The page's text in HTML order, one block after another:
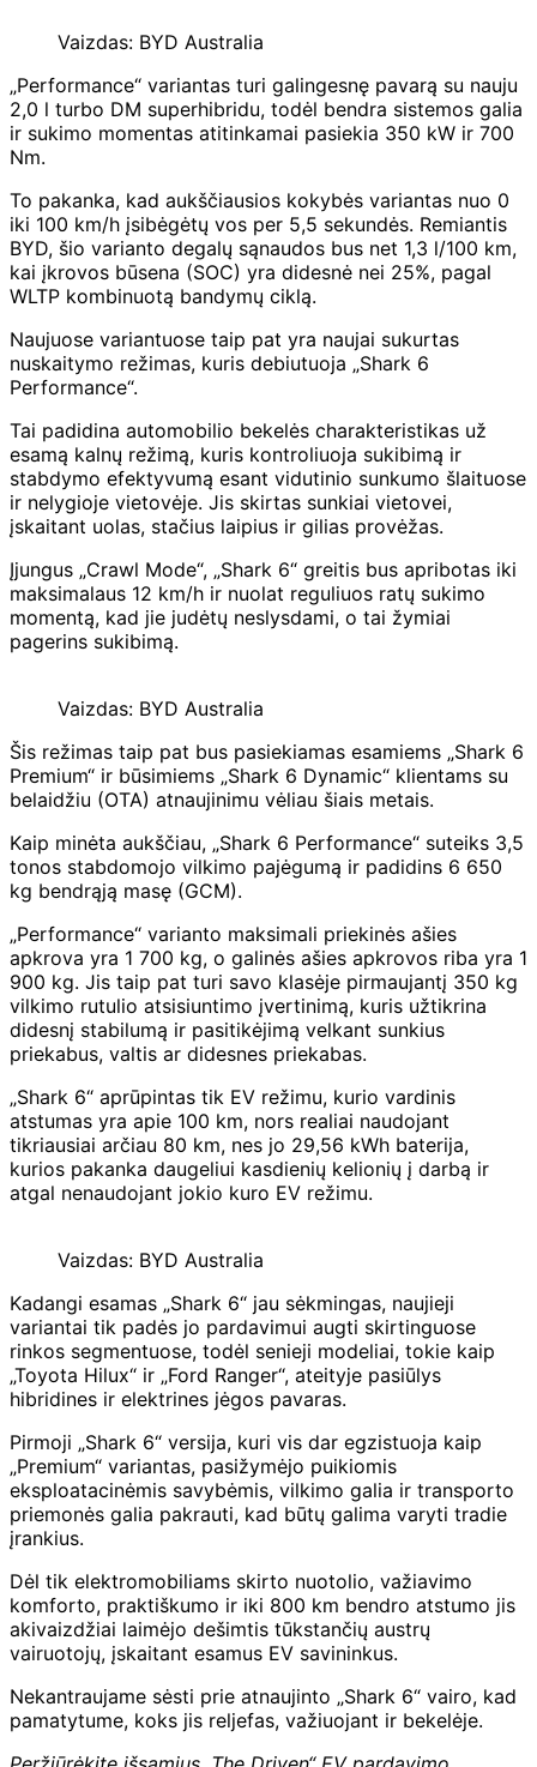
Vaizdas: BYD Australia
„Performance“ variantas turi galingesnę pavarą su nauju
2,0 l turbo DM superhibridu, todėl bendra sistemos galia
ir sukimo momentas atitinkamai pasiekia 350 kW ir 700
Nm.
To pakanka, kad aukščiausios kokybės variantas nuo 0
iki 100 km/h įsibėgėtų vos per 5,5 sekundės. Remiantis
BYD, šio varianto degalų sąnaudos bus net 1,3 l/100 km,
kai įkrovos būsena (SOC) yra didesnė nei 25%, pagal
WLTP kombinuotą bandymų ciklą.
Naujuose variantuose taip pat yra naujai sukurtas
nuskaitymo režimas, kuris debiutuoja „Shark 6
Performance“.
Tai padidina automobilio bekelės charakteristikas už
esamą kalnų režimą, kuris kontroliuoja sukibimą ir
stabdymo efektyvumą esant vidutinio sunkumo šlaituose
ir nelygioje vietovėje. Jis skirtas sunkiai vietovei,
įskaitant uolas, stačius laipius ir gilias provėžas.
Įjungus „Crawl Mode“, „Shark 6“ greitis bus apribotas iki
maksimalaus 12 km/h ir nuolat reguliuos ratų sukimo
momentą, kad jie judėtų neslysdami, o tai žymiai
pagerins sukibimą.
Vaizdas: BYD Australia
Šis režimas taip pat bus pasiekiamas esamiems „Shark 6
Premium“ ir būsimiems „Shark 6 Dynamic“ klientams su
belaidžiu (OTA) atnaujinimu vėliau šiais metais.
Kaip minėta aukščiau, „Shark 6 Performance“ suteiks 3,5
tonos stabdomojo vilkimo pajėgumą ir padidins 6 650
kg bendrąją masę (GCM).
„Performance“ varianto maksimali priekinės ašies
apkrova yra 1 700 kg, o galinės ašies apkrovos riba yra 1
900 kg. Jis taip pat turi savo klasėje pirmaujantį 350 kg
vilkimo rutulio atsisiuntimo įvertinimą, kuris užtikrina
didesnį stabilumą ir pasitikėjimą velkant sunkius
priekabus, valtis ar didesnes priekabas.
„Shark 6“ aprūpintas tik EV režimu, kurio vardinis
atstumas yra apie 100 km, nors realiai naudojant
tikriausiai arčiau 80 km, nes jo 29,56 kWh baterija,
kurios pakanka daugeliui kasdienių kelionių į darbą ir
atgal nenaudojant jokio kuro EV režimu.
Vaizdas: BYD Australia
Kadangi esamas „Shark 6“ jau sėkmingas, naujieji
variantai tik padės jo pardavimui augti skirtinguose
rinkos segmentuose, todėl senieji modeliai, tokie kaip
„Toyota Hilux“ ir „Ford Ranger“, ateityje pasiūlys
hibridines ir elektrines jėgos pavaras.
Pirmoji „Shark 6“ versija, kuri vis dar egzistuoja kaip
„Premium“ variantas, pasižymėjo puikiomis
eksploatacinėmis savybėmis, vilkimo galia ir transporto
priemonės galia pakrauti, kad būtų galima varyti tradie
įrankius.
Dėl tik elektromobiliams skirto nuotolio, važiavimo
komforto, praktiškumo ir iki 800 km bendro atstumo jis
akivaizdžiai laimėjo dešimtis tūkstančių austrų
vairuotojų, įskaitant esamus EV savininkus.
Nekantraujame sėsti prie atnaujinto „Shark 6“ vairo, kad
pamatytume, koks jis reljefas, važiuojant ir bekelėje.